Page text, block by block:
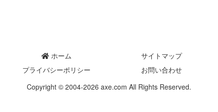
ホーム
サイトマップ
プライバシーポリシー
お問い合わせ
Copyright © 2004-2026 axe.com All Rights Reserved.